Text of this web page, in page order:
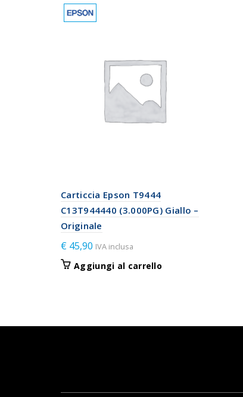
Carticcia Epson T9444
C13T944440 (3.000PG) Giallo –
Originale
€ 45,90 IVA inclusa
Aggiungi al carrello